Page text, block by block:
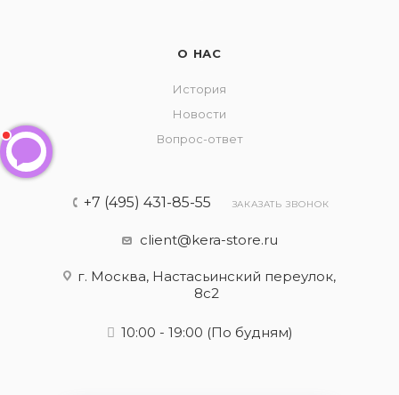
О НАС
История
Новости
Вопрос-ответ
+7 (495) 431-85-55 ЗАКАЗАТЬ ЗВОНОК
client@kera-store.ru
г. Москва, Настасьинский переулок,
8с2
10:00 - 19:00 (По будням)